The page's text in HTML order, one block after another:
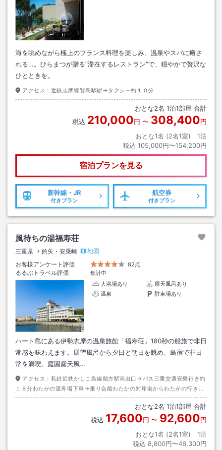
海を眺めながら極上のフランス料理を楽しみ、温泉やスパに癒さ
れる…。ひらまつが贈る“滞在するレストラン”で、穏やかで贅沢な
ひとときを。
アクセス： 近鉄志摩線賢島駅駅→タクシー約１０分
おとな2名 1泊1部屋 合計
税込 210,000円 〜 308,400円
おとな1名 (2名1室)｜ 1泊
税込 105,000円〜154,200円
宿泊プランを見る
新幹線・JR
付きプラン
航空券
付きプラン
風待ちの湯福寿荘
三重県 的矢・安乗崎
地図
お客様アンケート評価
82点
るるぶトラベル評価
集計中
大浴場あり
露天風呂あり
温泉
駐車場あり
ハート島にある伊勢志摩の温泉旅館「福寿荘」180秒の船旅で非日
常感を味わえます。展望風呂から夕日と朝日を眺め、島宿で非日
常を満喫。庭園露天風…
アクセス： 私鉄近鉄かしこ島線鵜方駅南出口→バス三重交通安乗行き約
１８分わたかの渡舟場下車→乗り合船わたかの対岸港からわたかの行き約
３分わたかの港下船→徒歩約１分
おとな2名 1泊1部屋 合計
税込 17,600円 〜 92,600円
おとな1名 (2名1室)｜ 1泊
税込 8,800円〜46,300円